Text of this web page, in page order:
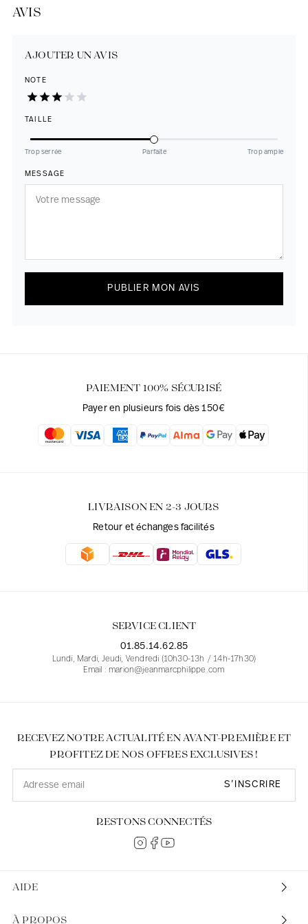
AVIS
AJOUTER UN AVIS
NOTE
TAILLE
Trop serrée Parfaite Trop ample
MESSAGE
PUBLIER MON AVIS
PAIEMENT 100% SÉCURISÉ
Payer en plusieurs fois dès 150€
LIVRAISON EN 2-3 JOURS
Retour et échanges facilités
SERVICE CLIENT
01.85.14.62.85
Lundi, Mardi, Jeudi, Vendredi (10h30-13h / 14h-17h30)
Email : marion@jeanmarcphilippe.com
AIDE
À PROPOS
RECEVEZ NOTRE ACTUALITÉ EN AVANT-PREMIÈRE ET
PROFITEZ DE NOS OFFRES EXCLUSIVES !
S’INSCRIRE
RESTONS CONNECTÉS